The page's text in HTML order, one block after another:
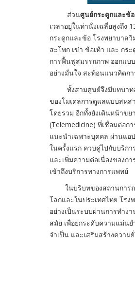
ส่วนศูนย์กระดูกและข้อ
เวลาอยู่ในท่านั่งเฉลี่ยสูงถึง
กระดูกและข้อ โรงพยาบาล
สะโพก เข่า ข้อเท้า และ กร
การฟื้นฟูสมรรถภาพ ออกแบ
อย่างมั่นใจ สะท้อนแนวคิดก
ทั้งสามศูนย์จึงมีบทบาทสำ
ของโมเดลการดูแลแบบสห
โดยรวม อีกทั้งยังเดินหน้าข
(Telemedicine) ที่เชื่อมต่อก
แนะนำเฉพาะบุคคล ผ่านแอ
ในครั้งแรก ควบคู่ไปกับบริก
และเพิ่มความต่อเนื่องของก
เข้าถึงบริการทางการแพทย์
ในบริบทของสถานการณ์
โลกและในประเทศไทย โร
อย่างเป็นระบบผ่านการทำ
สมัย เพื่อยกระดับความแม่น
จำเป็น และเสริมสร้างควา